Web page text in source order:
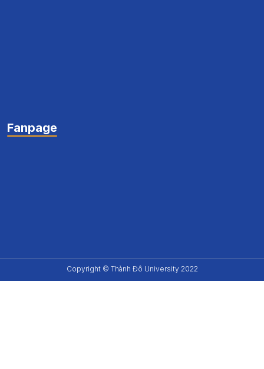
Fanpage
Copyright © Thành Đô University 2022